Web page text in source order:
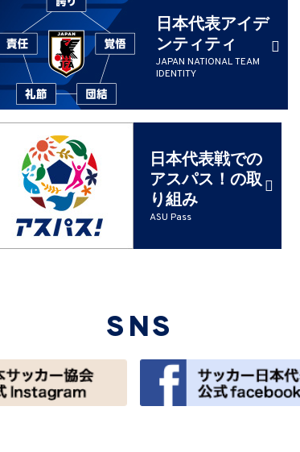
日本代表アイデ
ンティティ
JAPAN NATIONAL TEAM
IDENTITY
日本代表戦での
アスパス！の取
り組み
ASU Pass
SNS